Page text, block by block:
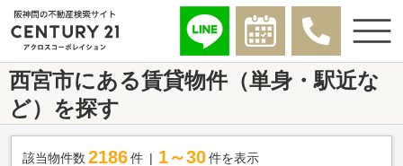
西宮市にある賃貸物件（単身・駅近な
ど）を探す
該当物件数 2186件 1～30 件を表示